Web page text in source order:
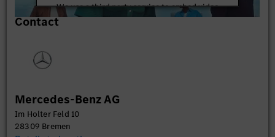
We use a third party service to embed video
content that may collect data about your activity.
Contact
Mercedes-Benz AG
Im Holter Feld 10
28309 Bremen